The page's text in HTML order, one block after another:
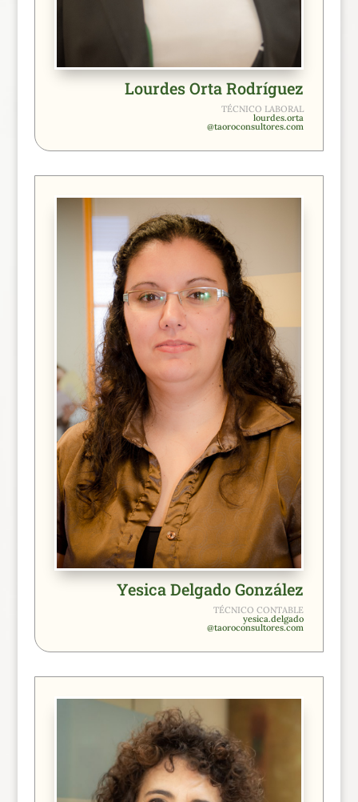
Lourdes Orta Rodríguez
TÉCNICO LABORAL
lourdes.orta
@taoroconsultores.com
Yesica Delgado González
TÉCNICO CONTABLE
yesica.delgado
@taoroconsultores.com